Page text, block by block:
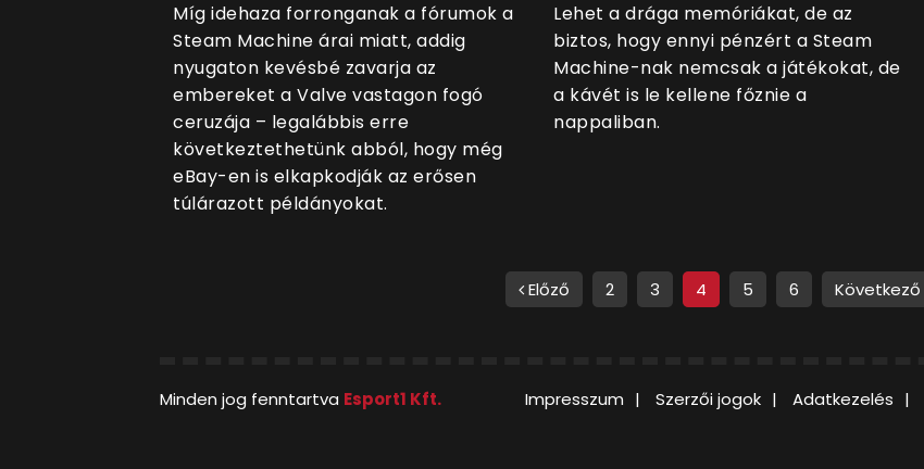
Míg idehaza forronganak a fórumok a
Steam Machine árai miatt, addig
nyugaton kevésbé zavarja az
embereket a Valve vastagon fogó
ceruzája – legalábbis erre
következtethetünk abból, hogy még
eBay-en is elkapkodják az erősen
túlárazott példányokat.
Lehet a drága memóriákat, de az
biztos, hogy ennyi pénzért a Steam
Machine-nak nemcsak a játékokat, de
a kávét is le kellene főznie a
nappaliban.
Előző 2 3 4 5 6 Következő
Minden jog fenntartva Esport1 Kft. Impresszum Szerzői jogok Adatkezelés